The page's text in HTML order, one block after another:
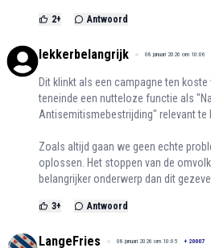
2+ Antwoord
lekkerbelangrijk 08 januari 2026 om 10:06
Dit klinkt als een campagne ten
teneinde een nutteloze functie als
Antisemitismebestrijding" relevant te
Zoals altijd gaan we geen echte
oplossen. Het stoppen van de
belangrijker onderwerp dan dit
3+ Antwoord
LangeFries 08 januari 2026 om 10:05 + 20007